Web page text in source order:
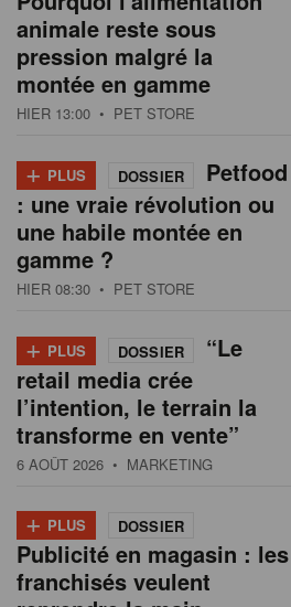
animale reste sous
pression malgré la
montée en gamme
HIER 13:00 • PET STORE
+ PLUS DOSSIER
Petfood
: une vraie révolution ou
une habile montée en
gamme ?
HIER 08:30 • PET STORE
+ PLUS DOSSIER
“Le
retail media crée
l’intention, le terrain la
transforme en vente”
6 AOÛT 2026 • MARKETING
+ PLUS DOSSIER
Publicité en magasin : les
franchisés veulent